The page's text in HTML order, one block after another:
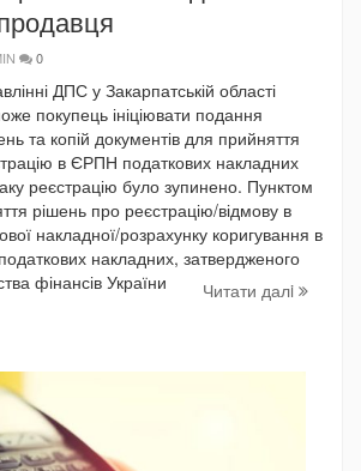
0
ДПС у Закарпатській області
покупець ініціювати подання
та копій документів для прийняття
в ЄРПН податкових накладних
реєстрацію було зупинено. Пунктом
рішень про реєстрацію/відмову в
накладної/розрахунку коригування в
накладних, затвердженого
фінансів України
Читати далi